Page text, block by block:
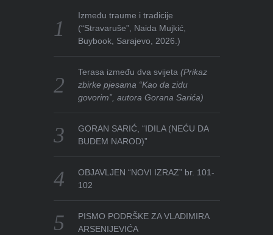
Između traume i tradicije
(“Stravaruše”, Naida Mujkić,
Buybook, Sarajevo, 2026.)
Terasa između dva svijeta(Prikaz
zbirke pjesama “Kao da zidu
govorim”, autora Gorana Sarića)
GORAN SARIĆ, “IDILA (NEĆU DA
BUDEM NAROD)”
OBJAVLJEN “NOVI IZRAZ” br. 101-
102
PISMO PODRŠKE ZA VLADIMIRA
ARSENIJEVIĆA